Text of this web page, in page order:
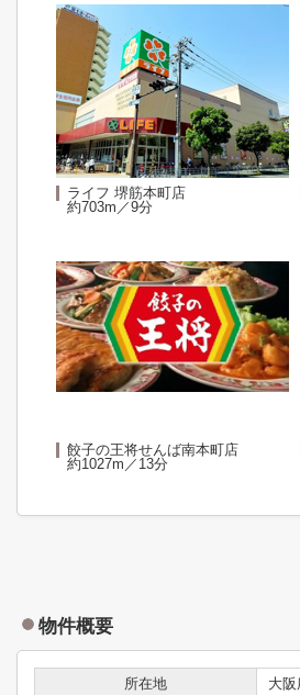
ライフ 堺筋本町店
約703m／9分
餃子の王将せんば南本町店
約1027m／13分
物件概要
所在地 大阪